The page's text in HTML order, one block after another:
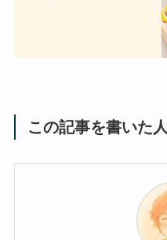
この記事を書いた人